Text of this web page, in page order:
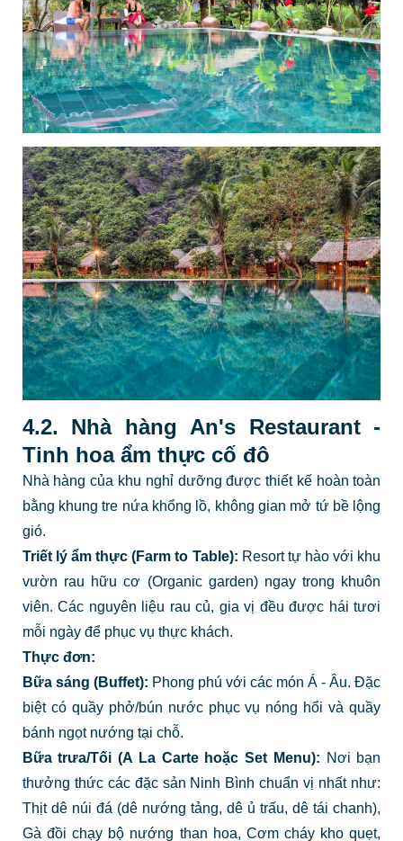
4.2. Nhà hàng An's Restaurant -
Tinh hoa ẩm thực cố đô
Nhà hàng của khu nghỉ dưỡng được thiết kế hoàn toàn
bằng khung tre nứa khổng lồ, không gian mở tứ bề lộng
gió.
Triết lý ẩm thực (Farm to Table): Resort tự hào với khu
vườn rau hữu cơ (Organic garden) ngay trong khuôn
viên. Các nguyên liệu rau củ, gia vị đều được hái tươi
mỗi ngày để phục vụ thực khách.
Thực đơn:
Bữa sáng (Buffet): Phong phú với các món Á - Âu. Đặc
biệt có quầy phở/bún nước phục vụ nóng hổi và quầy
bánh ngọt nướng tại chỗ.
Bữa trưa/Tối (A La Carte hoặc Set Menu): Nơi bạn
thưởng thức các đặc sản Ninh Bình chuẩn vị nhất như:
Thịt dê núi đá (dê nướng tảng, dê ủ trấu, dê tái chanh),
Gà đồi chạy bộ nướng than hoa, Cơm cháy kho quẹt,